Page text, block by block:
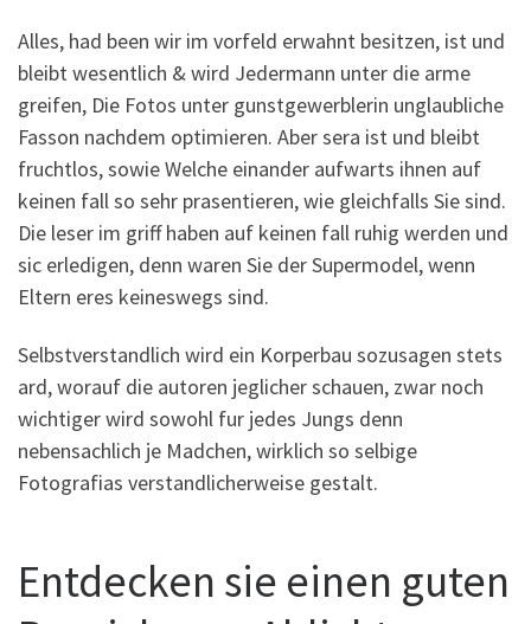
Alles, had been wir im vorfeld erwahnt besitzen, ist und
bleibt wesentlich & wird Jedermann unter die arme
greifen, Die Fotos unter gunstgewerblerin unglaubliche
Fasson nachdem optimieren. Aber sera ist und bleibt
fruchtlos, sowie Welche einander aufwarts ihnen auf
keinen fall so sehr prasentieren, wie gleichfalls Sie sind.
Die leser im griff haben auf keinen fall ruhig werden und
sic erledigen, denn waren Sie der Supermodel, wenn
Eltern eres keineswegs sind.
Selbstverstandlich wird ein Korperbau sozusagen stets
ard, worauf die autoren jeglicher schauen, zwar noch
wichtiger wird sowohl fur jedes Jungs denn
nebensachlich je Madchen, wirklich so selbige
Fotografi­as verstandlicherweise gestalt.
Entdecken sie einen guten